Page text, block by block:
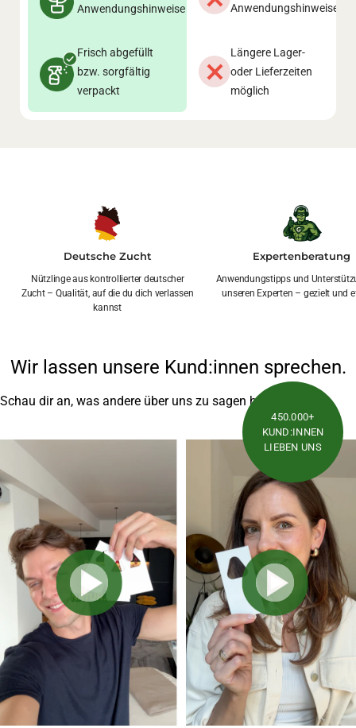
Anwendungshinweise
Anwendungshinweise
Frisch abgefüllt
bzw. sorgfältig
verpackt
Längere Lager-
oder Lieferzeiten
möglich
Deutsche Zucht
Nützlinge aus kontrollierter deutscher
Zucht – Qualität, auf die du dich verlassen
kannst
Expertenberatung
Anwendungstipps und
unseren Experten – gezielt und
Wir lassen unsere Kund:innen sprechen.
Schau dir an, was andere über uns zu sagen haben.
450.000+
KUND:INNEN
LIEBEN UNS